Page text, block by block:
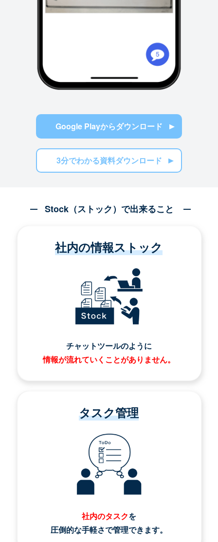
Google Playからダウンロード
3分でわかる資料ダウンロード
Stock（ストック）で出来ること
社内の情報ストック
チャットツールのように
情報が流れていくことがありません。
タスク管理
社内のタスクを
圧倒的な手軽さで管理できます。